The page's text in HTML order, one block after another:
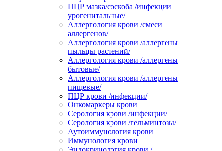
ПЦР мазка/соскоба /инфекции
урогенитальные/
Аллергология крови /смеси
аллергенов/
Аллергология крови /аллергены
пыльцы растений/
Аллергология крови /аллергены
бытовые/
Аллергология крови /аллергены
пищевые/
ПЦР крови /инфекции/
Онкомаркеры крови
Серология крови /инфекции/
Серология крови /гельминтозы/
Аутоиммунология крови
Иммунология крови
Эндокринология крови /